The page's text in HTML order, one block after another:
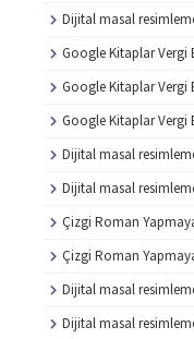
Dijital masal
Google Kitaplar Vergi
Google Kitaplar Vergi
Google Kitaplar Vergi
Dijital masal
Dijital masal
Çizgi Roman
Çizgi Roman
Dijital masal
Dijital masal